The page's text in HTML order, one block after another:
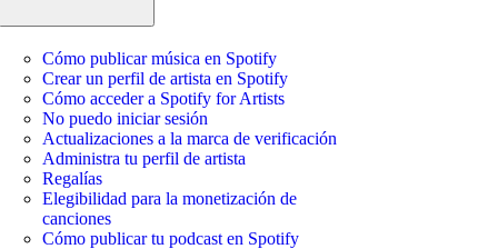
Cómo publicar música en Spotify
Crear un perfil de artista en Spotify
Cómo acceder a Spotify for Artists
No puedo iniciar sesión
Actualizaciones a la marca de verificación
Administra tu perfil de artista
Regalías
Elegibilidad para la monetización de
canciones
Cómo publicar tu podcast en Spotify